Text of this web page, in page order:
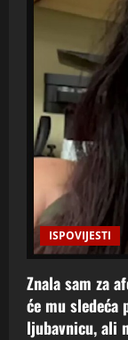
ISPOVIJESTI
Znala sam za
će mu sledeća
ljubavnicu, ali